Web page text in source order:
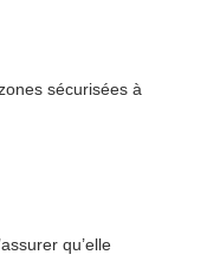
sécurisées à
qu’elle